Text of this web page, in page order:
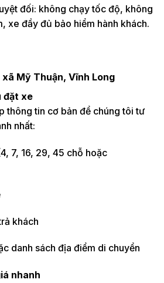
đối: không chạy tốc độ, không
xe đầy đủ bảo hiểm hành khách.
Mỹ Thuận, Vĩnh Long
đặt xe
thông tin cơ bản để chúng tôi tư
nhất:
7, 16, 29, 45 chỗ hoặc
khách
danh sách địa điểm di chuyển
nhanh